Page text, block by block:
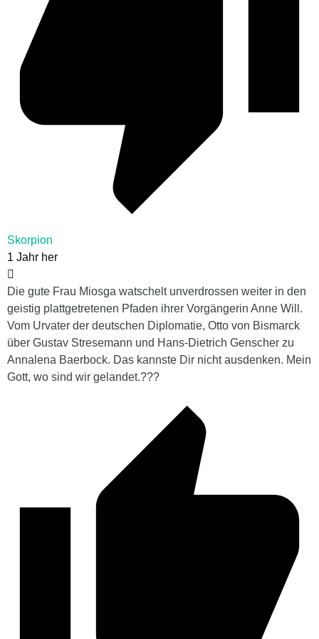
Skorpion
1 Jahr her
Die gute Frau Miosga watschelt unverdrossen weiter in den
geistig plattgetretenen Pfaden ihrer Vorgängerin Anne Will.
Vom Urvater der deutschen Diplomatie, Otto von Bismarck
über Gustav Stresemann und Hans-Dietrich Genscher zu
Annalena Baerbock. Das kannste Dir nicht ausdenken. Mein
Gott, wo sind wir gelandet.???